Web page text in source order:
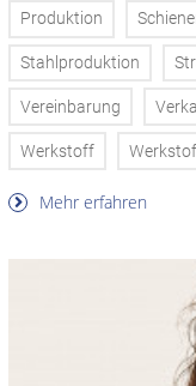
Produktion
Stahlproduktion
Vereinbarung
Werkstoff
Mehr erfahren